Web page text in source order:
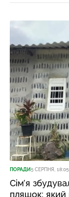
ПОРАДИ5 СЕРПНЯ, 18:05
Сім’я
пляшок: